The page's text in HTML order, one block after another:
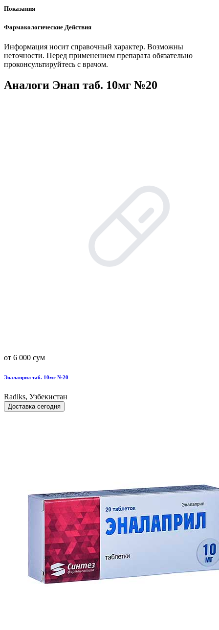
Показания
Фармакологические Действия
Информация носит справочный характер. Возможны
неточности. Перед применением препарата обязательно
проконсультируйтесь с врачом.
Аналоги Энап таб. 10мг №20
от 6 000 сум
Эналаприл таб. 10мг №20
Radiks, Узбекистан
Доставка сегодня